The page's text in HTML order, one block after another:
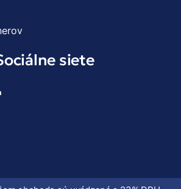
siete